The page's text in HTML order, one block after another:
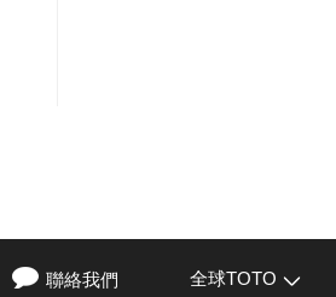
聯絡我們 全球TOTO